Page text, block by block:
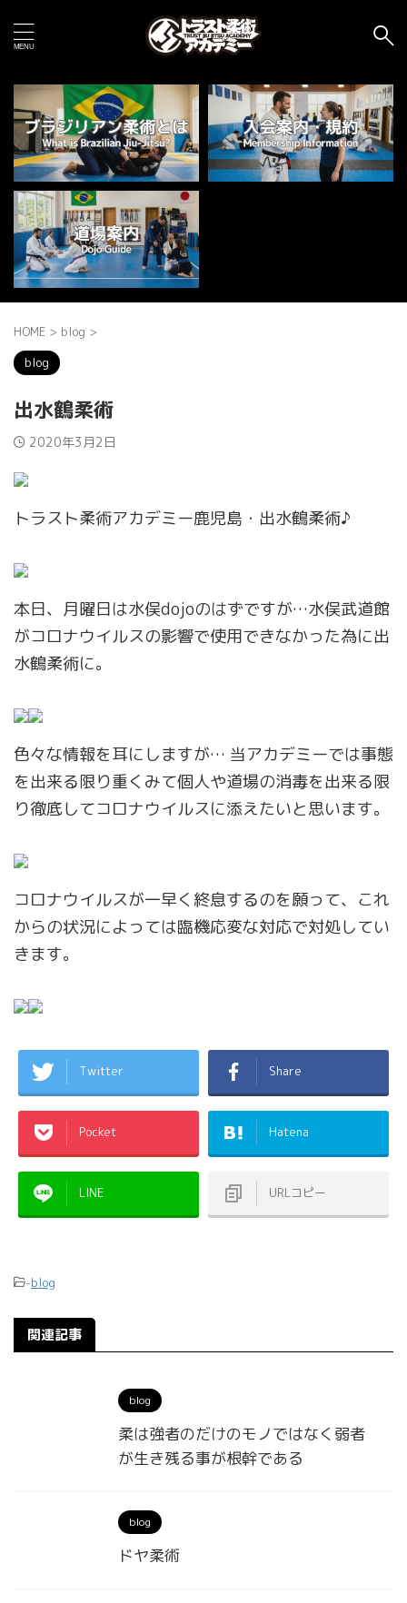
HOME > blog >
blog
出水鶴柔術
2020年3月2日
トラスト柔術アカデミー鹿児島・出水鶴柔術♪
本日、月曜日は水俣dojoのはずですが…水俣武道館
がコロナウイルスの影響で使用できなかった為に出
水鶴柔術に。
色々な情報を耳にしますが… 当アカデミーでは事態
を出来る限り重くみて個人や道場の消毒を出来る限
り徹底してコロナウイルスに添えたいと思います。
コロナウイルスが一早く終息するのを願って、これ
からの状況によっては臨機応変な対応で対処してい
きます。
Twitter Share
Pocket Hatena
LINE URLコピー
-blog
関連記事
blog
柔は強者のだけのモノではなく弱者
が生き残る事が根幹である
blog
ドヤ柔術